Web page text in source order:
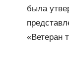
была
«Ветеран